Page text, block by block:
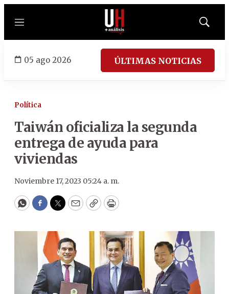
Menú
Mostrar
05 ago 2026 ÚLTIMAS NOTICIAS
Política
Taiwán oficializa la segunda
entrega de ayuda para
viviendas
Noviembre 17, 2023 05:24 a. m.
WhatsApp
Facebook
Twitter
EmailCopyPrint